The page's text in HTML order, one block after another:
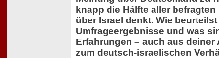
knapp die Hälfte aller
über Israel denkt. Wie
Umfrageergebnisse und was
Erfahrungen – auch aus deiner
zum deutsch-israelischen